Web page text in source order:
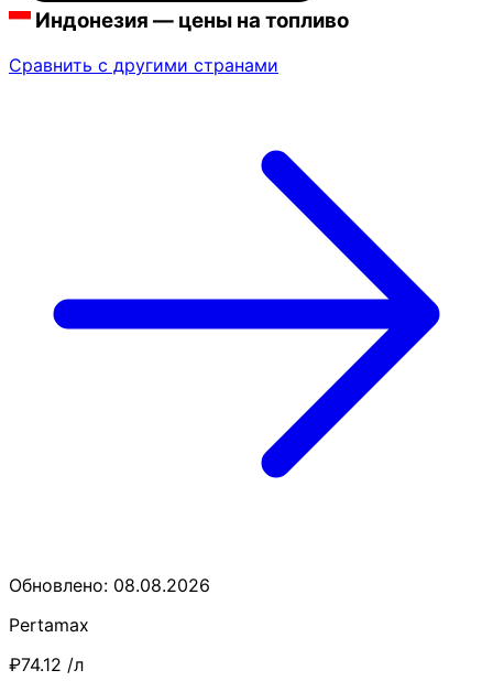
Индонезия — цены на топливо
Сравнить с другими странами
Обновлено: 08.08.2026
Pertamax
₽74.12 /л